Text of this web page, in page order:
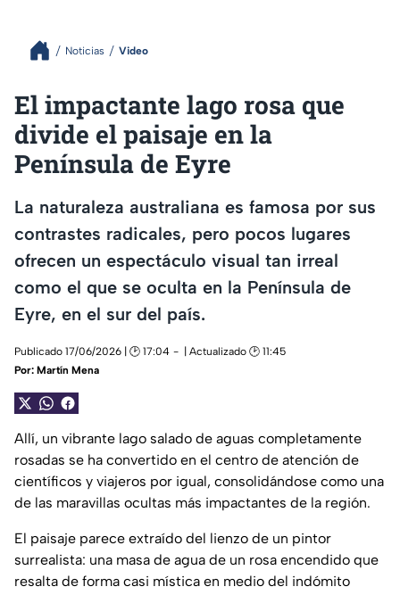
Noticias Video
El impactante lago rosa que
divide el paisaje en la
Península de Eyre
La naturaleza australiana es famosa por sus
contrastes radicales, pero pocos lugares
ofrecen un espectáculo visual tan irreal
como el que se oculta en la Península de
Eyre, en el sur del país.
Publicado 17/06/2026 | 🕑 17:04
| Actualizado 🕑 11:45
Por: Martín Mena
Allí, un vibrante lago salado de aguas completamente
rosadas se ha convertido en el centro de atención de
científicos y viajeros por igual, consolidándose como una
de las maravillas ocultas más impactantes de la región.
El paisaje parece extraído del lienzo de un pintor
surrealista: una masa de agua de un rosa encendido que
resalta de forma casi mística en medio del indómito